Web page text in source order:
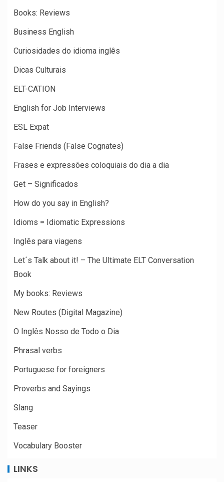
Books: Reviews
Business English
Curiosidades do idioma inglês
Dicas Culturais
ELT-CATION
English for Job Interviews
ESL Expat
False Friends (False Cognates)
Frases e expressões coloquiais do dia a dia
Get – Significados
How do you say in English?
Idioms = Idiomatic Expressions
Inglês para viagens
Let´s Talk about it! – The Ultimate ELT Conversation
Book
My books: Reviews
New Routes (Digital Magazine)
O Inglês Nosso de Todo o Dia
Phrasal verbs
Portuguese for foreigners
Proverbs and Sayings
Slang
Teaser
Vocabulary Booster
LINKS